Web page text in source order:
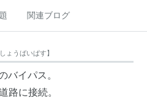
関連ブログ
ょうばいぱす】
バイパス。
路に接続。